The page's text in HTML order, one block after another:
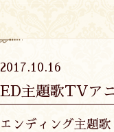
2017.10.16
ED主題歌TVア
エンディング主題